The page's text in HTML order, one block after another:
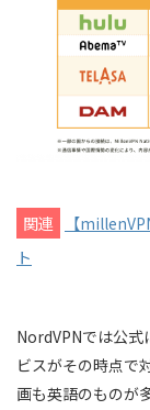
関連
【
ト
NordVPNでは公式
ビスがその時点で
画も英語のものが